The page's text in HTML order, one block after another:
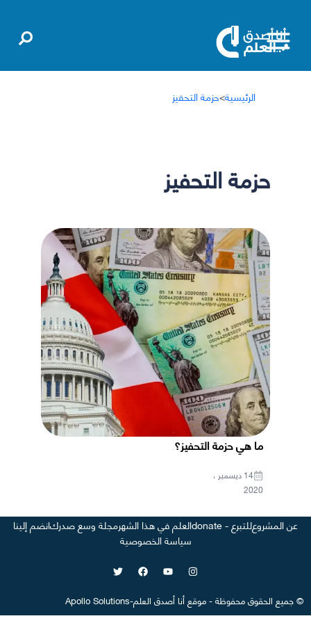
الرئيسية>حزمة التحفيز
حزمة التحفيز
ما هي حزمة التحفيز؟
14 ديسمبر ،
2020
عن المشروعللتبرع - donate العلم في هذا الشهرمجلة وسع صدركانضم إلينا
سياسة الخصوصية
©جميع الحقوق محفوظة-موقع أنا أصدق العلم-
Apollo Solutions